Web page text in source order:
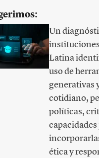
Un
Latina
uso de
generativas
cotidiano,
políticas,
capacidades
ética y